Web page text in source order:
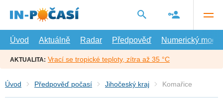
hlavní
Úvod
Aktuálně Radar Předpověď Numerický model
AKTUALITA: Vrací se tropické teploty, zítra až 35 °C
Úvod Předpověď počasí Jihočeský kraj Komařice